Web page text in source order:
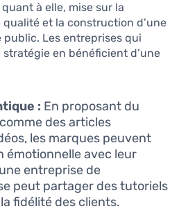
à elle, mise sur la
et la construction d’une
Les entreprises qui
en bénéficient d’une
: En proposant du
des articles
les marques peuvent
émotionnelle avec leur
entreprise de
peut partager des tutoriels
fidélité des clients.